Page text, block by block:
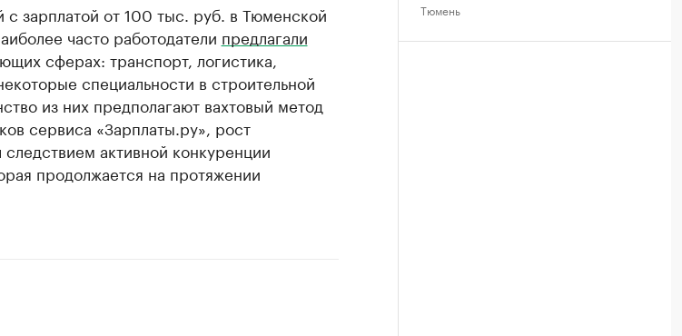
с зарплатой от 100 тыс. руб. в Тюменской
часто работодатели предлагали
сферах: транспорт, логистика,
специальности в строительной
из них предполагают вахтовый метод
сервиса «Зарплаты.ру», рост
активной конкуренции
продолжается на протяжении
Тюмень